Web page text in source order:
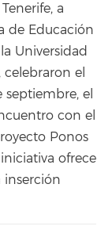
a
de Educación
Universidad
celebraron el
septiembre, el
con el
Ponos
ofrece
inserción